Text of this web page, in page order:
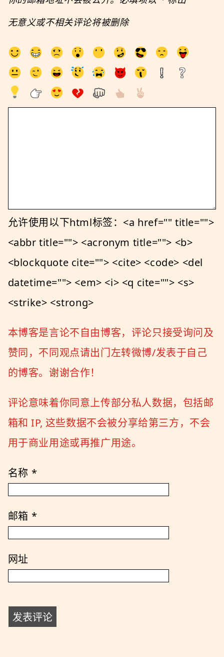
无意义或不相关评论将被删除
允许使用以下html标签：<a href="" title="">
<abbr title=""> <acronym title=""> <b>
<blockquote cite=""> <cite> <code> <del
datetime=""> <em> <i> <q cite=""> <s>
<strike> <strong>
本博客是言论不自由博客，评论只接受询问及
赞同，不同观点请出门左转微博/发表于自己
的博客。谢谢合作！
评论意味着你同意上传部分私人数据，包括邮
箱和 IP, 这些数据不会被分享给第三方，不会
用于商业用途或再推广用途。
名称 *
邮箱 *
网址